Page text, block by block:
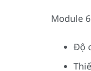
Module
Độ